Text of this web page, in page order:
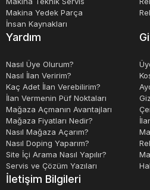
Makina Yedek Parça
İnsan Kaynakları
Yardım
Nasıl Üye Olurum?
Nasıl İlan Veririm?
Kaç Adet İlan Verebilirim?
İlan Vermenin Püf Noktaları
Mağaza Açmanın Avantajları
Mağaza Fiyatları Nedir?
Nasıl Mağaza Açarım?
Nasıl Doping Yaparım?
Site İçi Arama Nasıl Yapılır?
Servis ve Çözüm Yazıları
İletişim Bilgileri